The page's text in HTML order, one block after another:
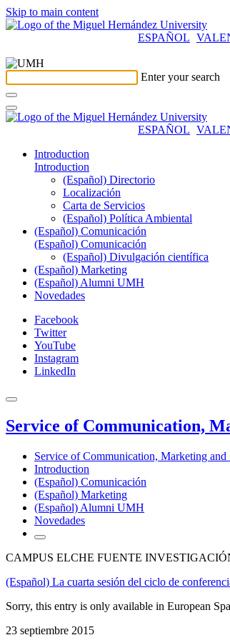
Skip to main content
ESPAÑOL
Enter your search
ESPAÑOL
Introduction
Introduction
(Español) Directorio
Localización
Carta de Servicios
(Español) Política Ambiental
(Español) Comunicación
(Español) Comunicación
(Español) Divulgación científica
(Español) Marketing
(Español) Alumni UMH
Novedades
Facebook
Twitter
YouTube
Instagram
LinkedIn
Service of Communication,
Service of Communication, Marketing and
Introduction
(Español) Comunicación
(Español) Marketing
(Español) Alumni UMH
Novedades
CAMPUS ELCHE FUENTE
(Español) La cuarta sesión del ciclo de
Sorry, this entry is only available in European
23 septiembre 2015